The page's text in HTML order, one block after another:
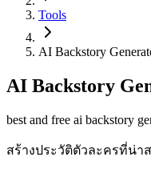
Tools
AI Backstory
AI Backstory
best and free ai backstory
สร้างประวัติตัวละครที่น่า